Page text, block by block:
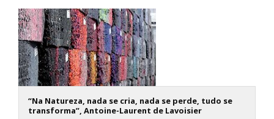
“Na Natureza, nada se cria, nada se perde, tudo se
transforma”, Antoine-Laurent de Lavoisier